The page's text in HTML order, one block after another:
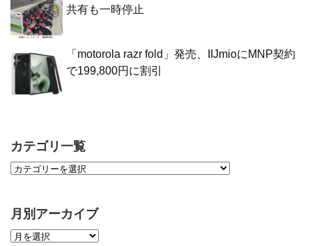
共有も一時停止
「motorola razr fold」発売、IIJmioにMNP契約
で199,800円に割引
カテゴリ一覧
月別アーカイブ